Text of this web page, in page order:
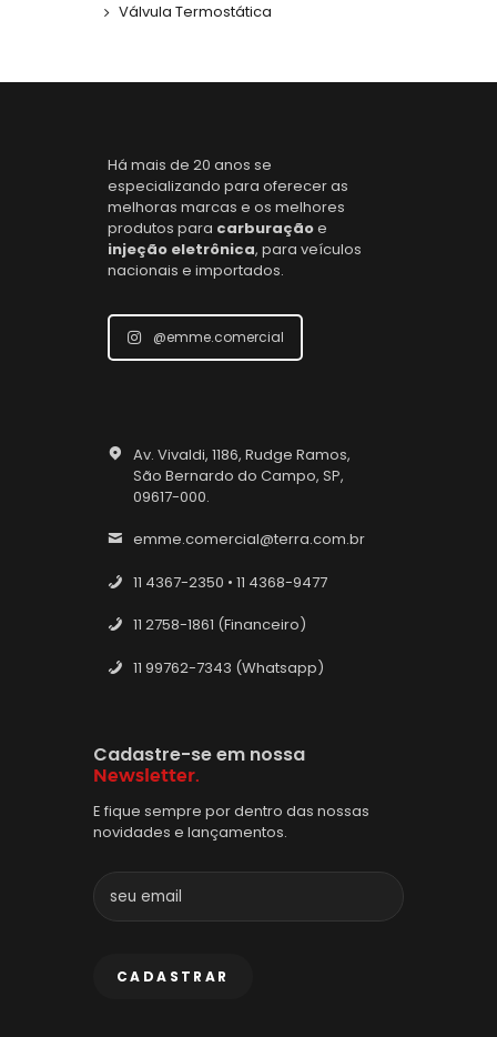
Válvula Termostática
Há mais de 20 anos se
especializando para oferecer as
melhoras marcas e os melhores
produtos para carburaçãoe
injeção eletrônica, para veículos
nacionais e importados.
@emme.comercial
Av. Vivaldi, 1186, Rudge Ramos,
São Bernardo do Campo, SP,
09617-000.
emme.comercial@terra.com.br
11 4367-2350 • 11 4368-9477
11 2758-1861 (Financeiro)
11 99762-7343 (Whatsapp)
Cadastre-se em nossa
Newsletter.
E fique sempre por dentro das nossas
novidades e lançamentos.